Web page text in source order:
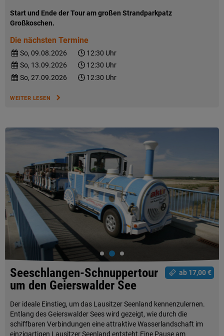
Start und Ende der Tour am großen Strandparkpatz
Großkoschen.
Die nächsten Termine
So, 09.08.2026
12:30 Uhr
So, 13.09.2026
12:30 Uhr
So, 27.09.2026
12:30 Uhr
WEITER LESEN
ab 17,00 €
Seeschlangen-Schnuppertour
um den Geierswalder See
Der ideale Einstieg, um das Lausitzer Seenland kennenzulernen.
Entlang des Geierswalder Sees wird gezeigt, wie durch die
schiffbaren Verbindungen eine attraktive Wasserlandschaft im
einzigartigen Lausitzer Seenland entsteht.Eine Pause am